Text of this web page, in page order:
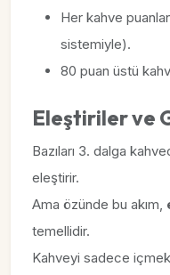
Her kahve
sistemiyle).
80 puan üstü
Eleştiriler ve
Bazıları 3. dalga
eleştirir.
Ama özünde bu akım,
temellidir.
Kahveyi sadece